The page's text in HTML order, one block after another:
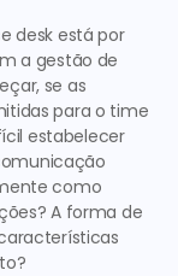
desk está por
a gestão de
se as
para o time
estabelecer
como
A forma de